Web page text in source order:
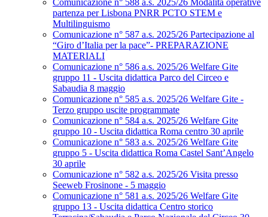
Comunicazione n° 588 a.s. 2025/26 Modalità operative
partenza per Lisbona PNRR PCTO STEM e
Multilinguismo
Comunicazione n° 587 a.s. 2025/26 Partecipazione al
“Giro d’Italia per la pace”- PREPARAZIONE
MATERIALI
Comunicazione n° 586 a.s. 2025/26 Welfare Gite
gruppo 11 - Uscita didattica Parco del Circeo e
Sabaudia 8 maggio
Comunicazione n° 585 a.s. 2025/26 Welfare Gite -
Terzo gruppo uscite programmate
Comunicazione n° 584 a.s. 2025/26 Welfare Gite
gruppo 10 - Uscita didattica Roma centro 30 aprile
Comunicazione n° 583 a.s. 2025/26 Welfare Gite
gruppo 5 - Uscita didattica Roma Castel Sant’Angelo
30 aprile
Comunicazione n° 582 a.s. 2025/26 Visita presso
Seeweb Frosinone - 5 maggio
Comunicazione n° 581 a.s. 2025/26 Welfare Gite
gruppo 13 - Uscita didattica Centro storico